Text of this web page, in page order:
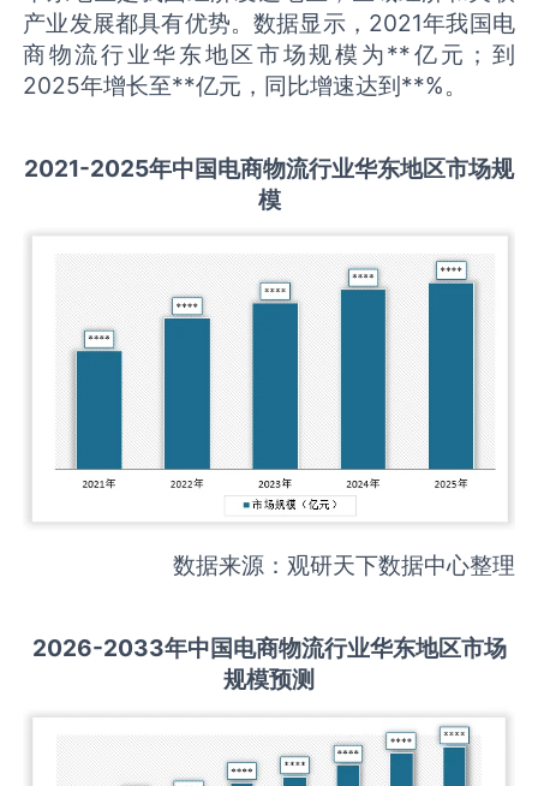
产业发展都具有优势。数据显示，2021年我国电
商物流行业华东地区市场规模为**亿元；到
2025年增长至**亿元，同比增速达到**%。
2021-2025年中国电商物流行业华东地区市场规
模
数据来源：观研天下数据中心整理
2026-2033年中国电商物流行业华东地区市场
规模预测